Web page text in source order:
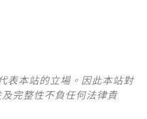
表本站的立場。因此本站對
完整性不負任何法律責